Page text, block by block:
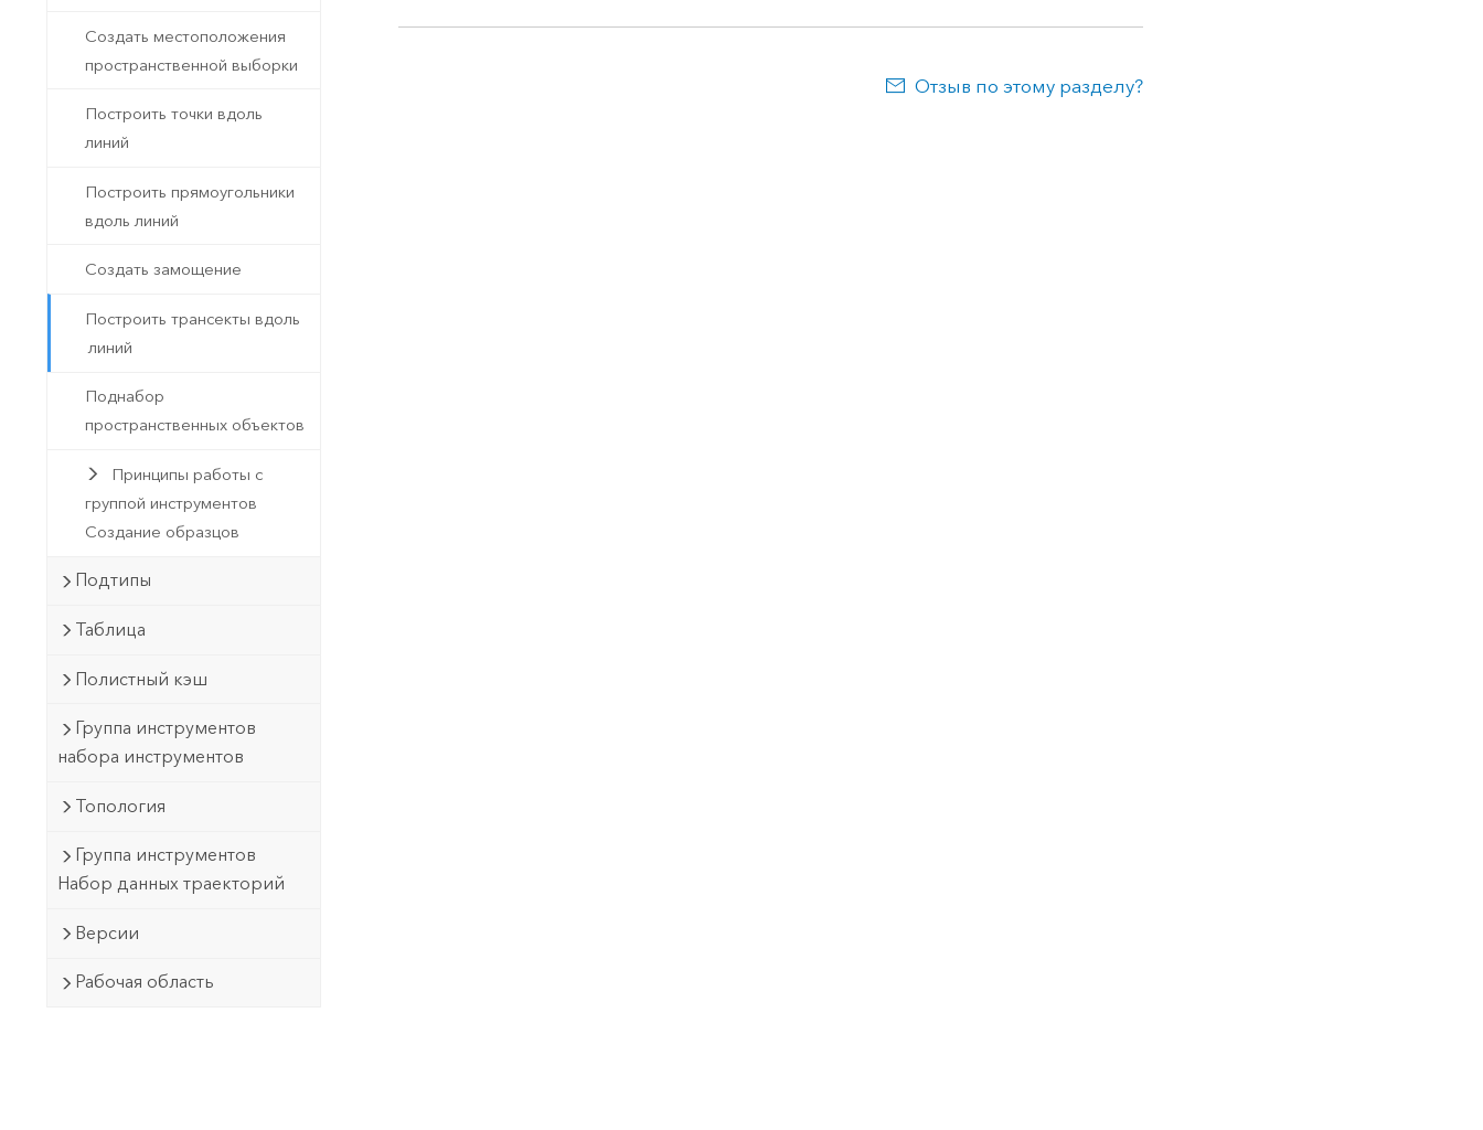
Создать местоположения
пространственной выборки
Построить точки вдоль
линий
Построить прямоугольники
вдоль линий
Создать замощение
Построить трансекты вдоль
линий
Поднабор
пространственных объектов
Принципы работы с
группой инструментов
Создание образцов
Подтипы
Таблица
Полистный кэш
Группа инструментов
набора инструментов
Топология
Группа инструментов
Набор данных траекторий
Версии
Рабочая область
Отзыв по этому разделу?